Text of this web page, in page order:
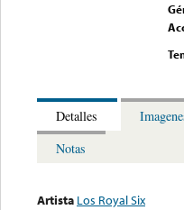
Detalles
Notas
Artista Los Royal Six